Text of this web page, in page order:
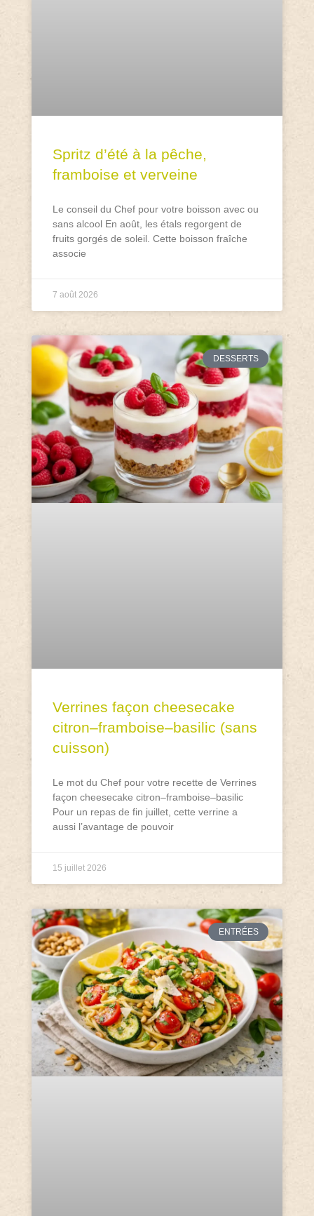
Spritz d’été à la pêche,
framboise et verveine
Le conseil du Chef pour votre boisson avec ou
sans alcool En août, les étals regorgent de
fruits gorgés de soleil. Cette boisson fraîche
associe
7 août 2026
DESSERTS
Verrines façon cheesecake
citron–framboise–basilic (sans
cuisson)
Le mot du Chef pour votre recette de Verrines
façon cheesecake citron–framboise–basilic
Pour un repas de fin juillet, cette verrine a
aussi l’avantage de pouvoir
15 juillet 2026
ENTRÉES